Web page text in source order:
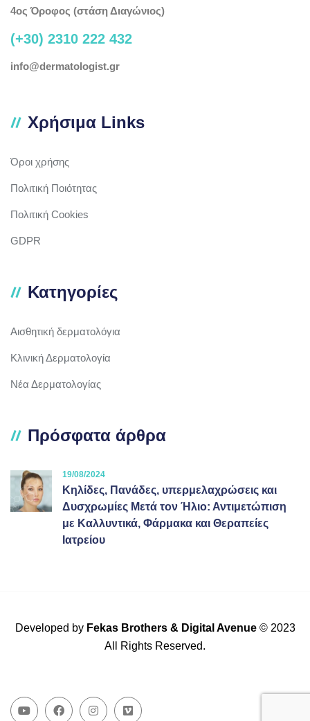
4ος Όροφος (στάση Διαγώνιος)
(+30) 2310 222 432
info@dermatologist.gr
Χρήσιμα Links
Όροι χρήσης
Πολιτική Ποιότητας
Πολιτική Cookies
GDPR
Κατηγορίες
Αισθητική δερματολόγια
Κλινική Δερματολογία
Νέα Δερματολογίας
Πρόσφατα άρθρα
19/08/2024
Κηλίδες, Πανάδες, υπερμελαχρώσεις και
Δυσχρωμίες Μετά τον Ήλιο: Αντιμετώπιση
με Καλλυντικά, Φάρμακα και Θεραπείες
Ιατρείου
Developed by Fekas Brothers& Digital Avenue© 2023
All Rights Reserved.